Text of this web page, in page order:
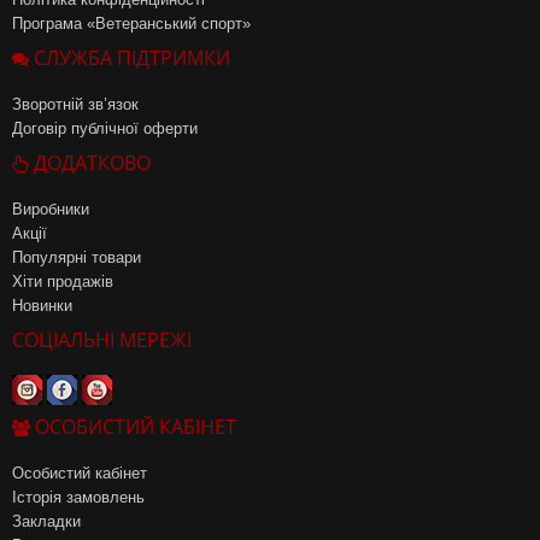
Програма «Ветеранський спорт»
СЛУЖБА ПІДТРИМКИ
Зворотній зв’язок
Договір публічної оферти
ДОДАТКОВО
Виробники
Акції
Популярні товари
Хіти продажів
Новинки
СОЦІАЛЬНІ МЕРЕЖІ
ОСОБИСТИЙ КАБІНЕТ
Особистий кабінет
Історія замовлень
Закладки